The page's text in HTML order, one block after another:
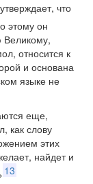
что
этому он
Великому,
относится к
и основана
языке не
еще,
как слову
этих
найдет и
13